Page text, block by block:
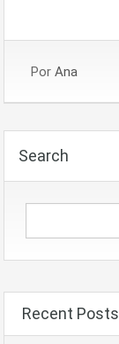
Por Ana
Search
Recent Posts